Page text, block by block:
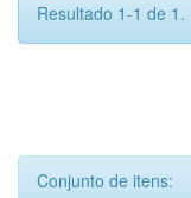
Resultado 1-1 de 1.
Conjunto de itens: